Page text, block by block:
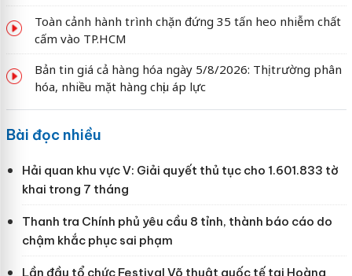
Toàn cảnh hành trình chặn đứng 35 tấn heo nhiễm chất
cấm vào TP.HCM
Bản tin giá cả hàng hóa ngày 5/8/2026: Thị trường phân
hóa, nhiều mặt hàng chịu áp lực
Bài đọc nhiều
Hải quan khu vực V: Giải quyết thủ tục cho 1.601.833 tờ
khai trong 7 tháng
Thanh tra Chính phủ yêu cầu 8 tỉnh, thành báo cáo do
chậm khắc phục sai phạm
Lần đầu tổ chức Festival Võ thuật quốc tế tại Hoàng